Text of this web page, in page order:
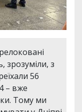
зрозуміли, з
56
– вже
Тому ми